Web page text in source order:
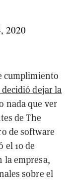
2020
cumplimiento
dejar la
nada que ver
de The
de software
el 10 de
la empresa,
sobre el